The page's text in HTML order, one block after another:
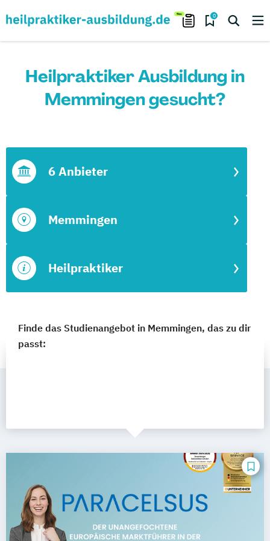
0
Heilpraktiker Ausbildung in
Memmingen gesucht?
Heilpraktiker
Memmingen
6 Anbieter
Finde das Studienangebot in Memmingen, das zu dir
passt: